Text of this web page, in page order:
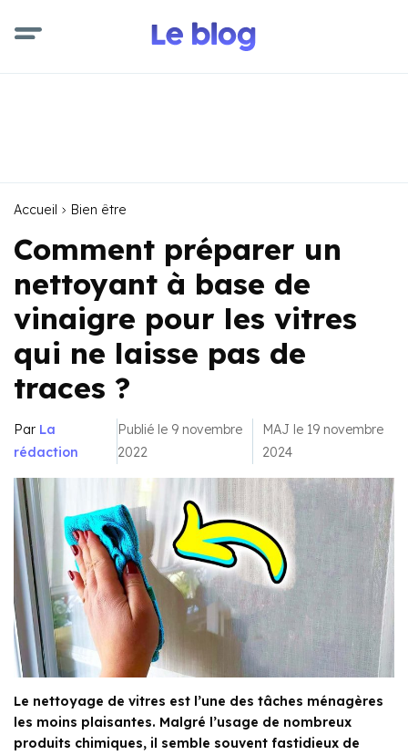
Accueil Bien être
Comment préparer un
nettoyant à base de
vinaigre pour les vitres
qui ne laisse pas de
traces ?
Par La
rédaction
Publié le 9 novembre
2022
MAJ le 19 novembre
2024
Le nettoyage de vitres est l’une des tâches ménagères
les moins plaisantes. Malgré l’usage de nombreux
produits chimiques, il semble souvent fastidieux de